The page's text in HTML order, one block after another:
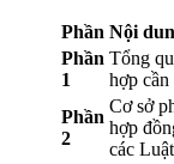
Phần Nội
Phần
1
Tổng
hợp
Phần
2
Cơ sở
hợp
các